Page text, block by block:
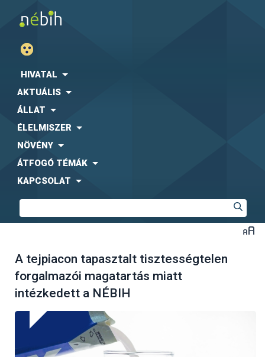
HIVATAL
AKTUÁLIS
ÁLLAT
ÉLELMISZER
NÖVÉNY
ÁTFOGÓ TÉMÁK
KAPCSOLAT
A tejpiacon tapasztalt tisztességtelen
forgalmazói magatartás miatt
intézkedett a NÉBIH